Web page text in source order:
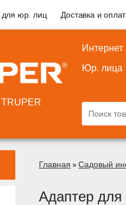
для юр. лиц Доставка и
Интернет
Юр. лица
Главная » Садовый
Адаптер для